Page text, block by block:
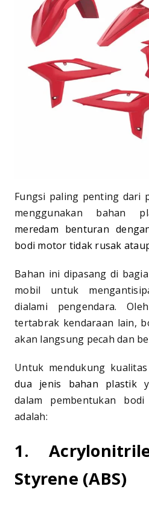
Fungsi paling penting dari
menggunakan bahan
meredam benturan
bodi motor tidak rusak
Bahan ini dipasang di
mobil untuk
dialami pengendara.
tertabrak kendaraan lain,
akan langsung pecah dan
Untuk mendukung
dua jenis bahan plastik
dalam pembentukan
adalah:
1.
Styrene (ABS)